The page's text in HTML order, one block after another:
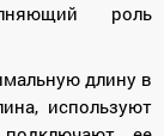
роль
длину в
используют